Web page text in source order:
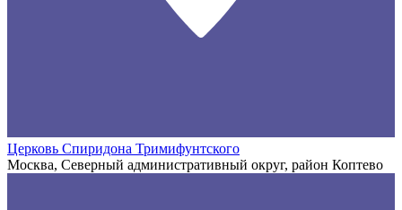
Церковь Спиридона Тримифунтского
Москва, Северный административный округ, район Коптево